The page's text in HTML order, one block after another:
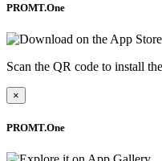
PROMT.One
Scan the QR code to install
×
PROMT.One